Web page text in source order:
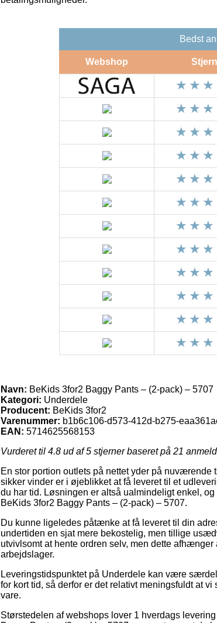
Bedst
Webshop
Navn: BeKids 3for2 Baggy Pants – (2-pack) – 5707
Kategori: Underdele
Producent: BeKids 3for2
Varenummer: b1b6c106-d573-412d-b275-
EAN: 5714625568153
Vurderet til 4.8 ud af 5 stjerner baseret på 21
En stor portion outlets på nettet yder på
sikker vinder er i øjeblikket at få leveret til et
du har tid. Løsningen er altså ualmindeligt enkel,
BeKids 3for2 Baggy Pants – (2-pack) – 5707.
Du kunne ligeledes påtænke at få leveret til din
undertiden en sjat mere bekostelig, men tillige
utvivlsomt at hente ordren selv, men dette
arbejdslager.
Leveringstidspunktet på Underdele kan være
for kort tid, så derfor er det relativt meningsfuldt at
vare.
Størstedelen af webshops lover 1 hverdags